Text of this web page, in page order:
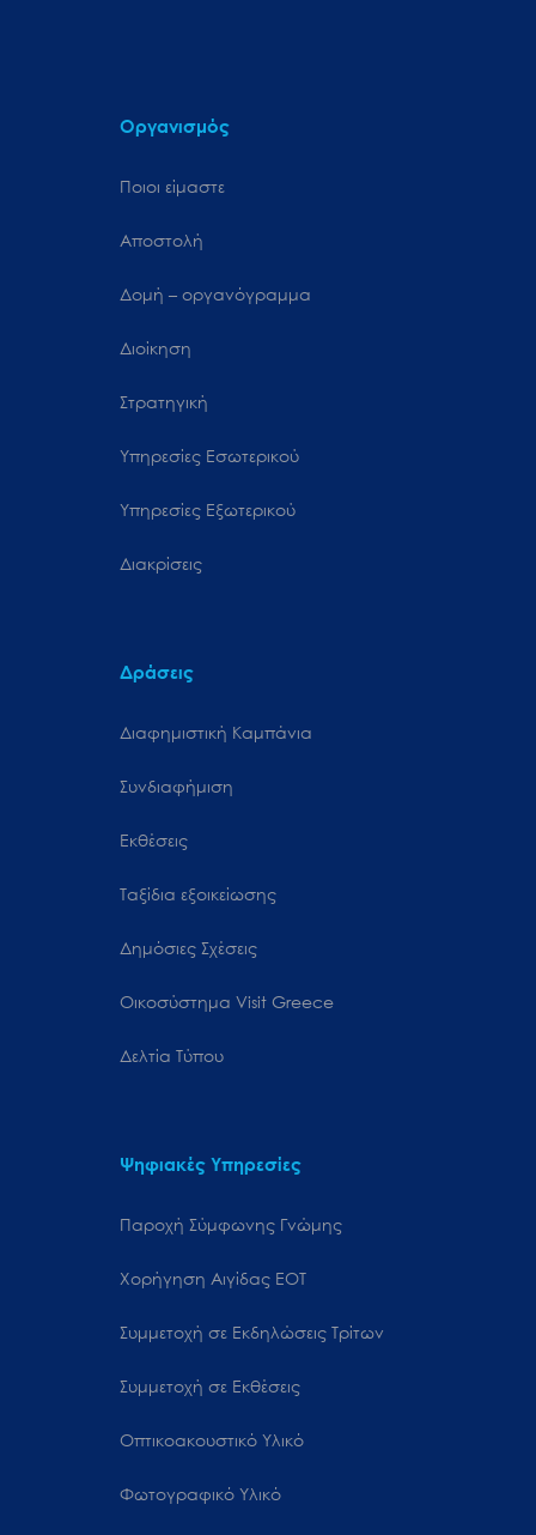
Οργανισμός
Ποιοι είμαστε
Αποστολή
Δομή – οργανόγραμμα
Διοίκηση
Στρατηγική
Υπηρεσίες Εσωτερικού
Υπηρεσίες Εξωτερικού
Διακρίσεις
Δράσεις
Διαφημιστική Καμπάνια
Συνδιαφήμιση
Εκθέσεις
Ταξίδια εξοικείωσης
Δημόσιες Σχέσεις
Oικοσύστημα Visit Greece
Δελτία Τύπου
Ψηφιακές Υπηρεσίες
Παροχή Σύμφωνης Γνώμης
Χορήγηση Αιγίδας ΕΟΤ
Συμμετοχή σε Εκδηλώσεις Τρίτων
Συμμετοχή σε Εκθέσεις
Οπτικοακουστικό Υλικό
Φωτογραφικό Υλικό